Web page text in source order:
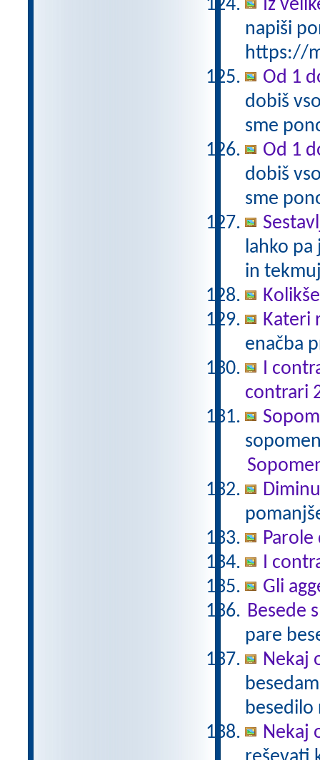
Iz
napiši
https://
Od 1
dobiš
sme
Od 1
dobiš
sme
lahko
in
Kateri
enačba
I
contrari
Parole
I
Gli
Besede
pare
Nekaj
besedilo
Nekaj